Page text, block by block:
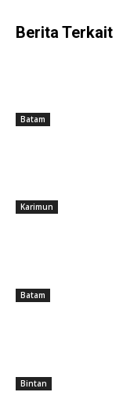
Berita Terkait
Batam
Karimun
Batam
Bintan